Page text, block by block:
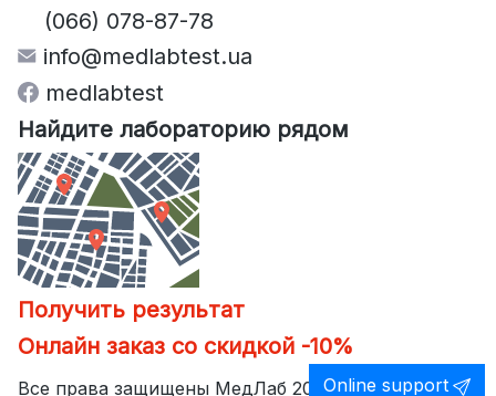
Online support
(066) 078-87-78
info@medlabtest.ua
medlabtest
Найдите лабораторию рядом
Получить результат
Онлайн заказ со скидкой -10%
Все права защищены МедЛаб 2026 ©